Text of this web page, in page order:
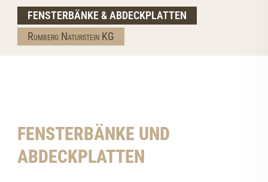
FENSTERBÄNKE & ABDECKPLATTEN
Rumberg Naturstein KG
FENSTERBÄNKE UND
ABDECKPLATTEN